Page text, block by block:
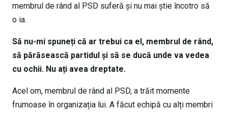
membrul de rând al PSD suferă și nu mai știe încotro să
o ia.
Să nu-mi spuneți că ar trebui ca el, membrul de rând,
să părăsească partidul și să se ducă unde va vedea
cu ochii. Nu ați avea dreptate.
Acel om, membrul de rând al PSD, a trăit momente
frumoase în organizația lui. A făcut echipă cu alți membri